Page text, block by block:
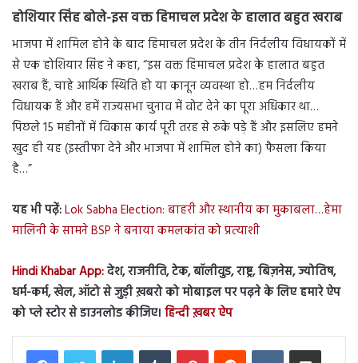
होशियार सिंह बोले-इस वक्त हिमाचल प्रदेश के हालात बहुत खराब
भाजपा में शामिल होने के बाद हिमाचल प्रदेश के तीन निर्दलीय विधायकों में
से एक होशियार सिंह ने कहा, “इस वक्त हिमाचल प्रदेश के हालात बहुत
खराब हैं, चाहे आर्थिक स्थिति हो या कानून व्यवस्था हो…हम निर्दलीय
विधायक हैं और हमें राज्यसभा चुनाव में वोट देने का पूरा अधिकार था…
पिछले 15 महीनों में विकास कार्य पूरी तरह से रुके पड़े हैं और इसलिए हमने
खुद ही यह (इस्तीफा देने और भाजपा में शामिल होने का) फैसला किया
है…”
यह भी पढ़ें:Lok Sabha Election: बाहरी और स्थानीय का मुकाबला…हेमा
मालिनी के सामने BSP ने बनाया कमलकांत को प्रत्याशी
Hindi Khabar App:देश, राजनीति, टेक, बॉलीवुड, राष्ट्र, बिज़नेस, ज्योतिष,
धर्म-कर्म, खेल, ऑटो से जुड़ी ख़बरो को मोबाइल पर पढ़ने के लिए हमारे ऐप
को प्ले स्टोर से डाउनलोड कीजिए। हिन्दी ख़बरऐप
LinkedInTumblr PinterestReddit VKontakteShare via Email